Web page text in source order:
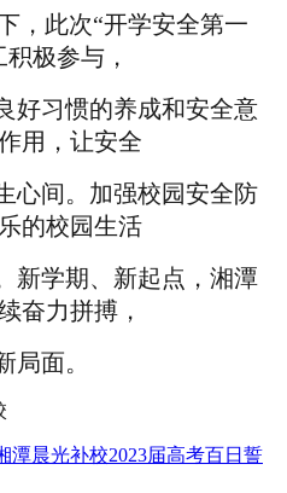
，此次“开学安全第一
极参与，
好习惯的养成和安全意
用，让安全
心间。加强校园安全防
的校园生活
新学期、新起点，湘潭
奋力拼搏，
局面。
潭晨光补校2023届高考百日誓